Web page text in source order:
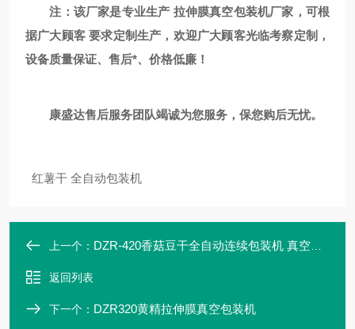
注：该厂家是专业生产 拉伸膜真空包装机厂家，可根
据广大顾客 要求定制生产，欢迎广大顾客光临考察定制，
设备质量保证、售后*、价格低廉！
康盛达售后服务团队竭诚为您服务，保您购后无忧。
红薯干 全自动包装机
上一个： DZR-420香菇豆干全自动连续包装机 真空包装机
返回列表
下一个： DZR320黄精拉伸膜真空包装机